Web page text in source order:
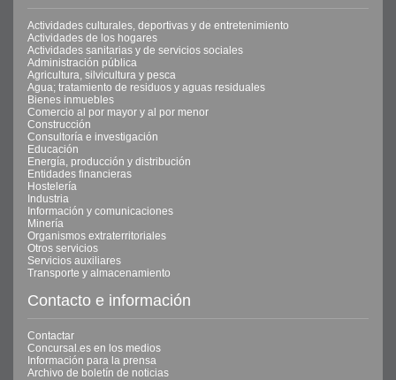
Actividades culturales, deportivas y de entretenimiento
Actividades de los hogares
Actividades sanitarias y de servicios sociales
Administración pública
Agricultura, silvicultura y pesca
Agua; tratamiento de residuos y aguas residuales
Bienes inmuebles
Comercio al por mayor y al por menor
Construcción
Consultoría e investigación
Educación
Energía, producción y distribución
Entidades financieras
Hostelería
Industria
Información y comunicaciones
Minería
Organismos extraterritoriales
Otros servicios
Servicios auxiliares
Transporte y almacenamiento
Contacto e información
Contactar
Concursal.es en los medios
Información para la prensa
Archivo de boletín de noticias